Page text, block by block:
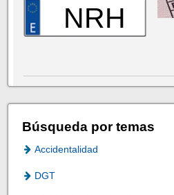
NRH
Búsqueda por temas
Accidentalidad
DGT